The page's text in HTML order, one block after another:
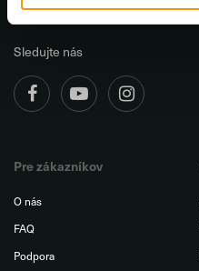
Sledujte nás
Pre zákazníkov
O nás
FAQ
Podpora